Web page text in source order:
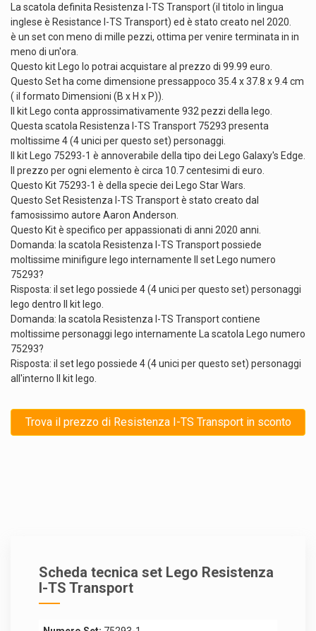
La scatola definita Resistenza I-TS Transport (il titolo in lingua
inglese è Resistance I-TS Transport) ed è stato creato nel 2020.
è un set con meno di mille pezzi, ottima per venire terminata in in
meno di un'ora.
Questo kit Lego lo potrai acquistare al prezzo di 99.99 euro.
Questo Set ha come dimensione pressappoco 35.4 x 37.8 x 9.4 cm
( il formato Dimensioni (B x H x P)).
Il kit Lego conta approssimativamente 932 pezzi della lego.
Questa scatola Resistenza I-TS Transport 75293 presenta
moltissime 4 (4 unici per questo set) personaggi.
Il kit Lego 75293-1 è annoverabile della tipo dei Lego Galaxy's Edge.
Il prezzo per ogni elemento è circa 10.7 centesimi di euro.
Questo Kit 75293-1 è della specie dei Lego Star Wars.
Questo Set Resistenza I-TS Transport è stato creato dal
famosissimo autore Aaron Anderson.
Questo Kit è specifico per appassionati di anni 2020 anni.
Domanda: la scatola Resistenza I-TS Transport possiede
moltissime minifigure lego internamente Il set Lego numero
75293?
Risposta: il set lego possiede 4 (4 unici per questo set) personaggi
lego dentro Il kit lego.
Domanda: la scatola Resistenza I-TS Transport contiene
moltissime personaggi lego internamente La scatola Lego numero
75293?
Risposta: il set lego possiede 4 (4 unici per questo set) personaggi
all'interno Il kit lego.
Trova il prezzo di Resistenza I-TS Transport in sconto
Scheda tecnica set Lego Resistenza
I-TS Transport